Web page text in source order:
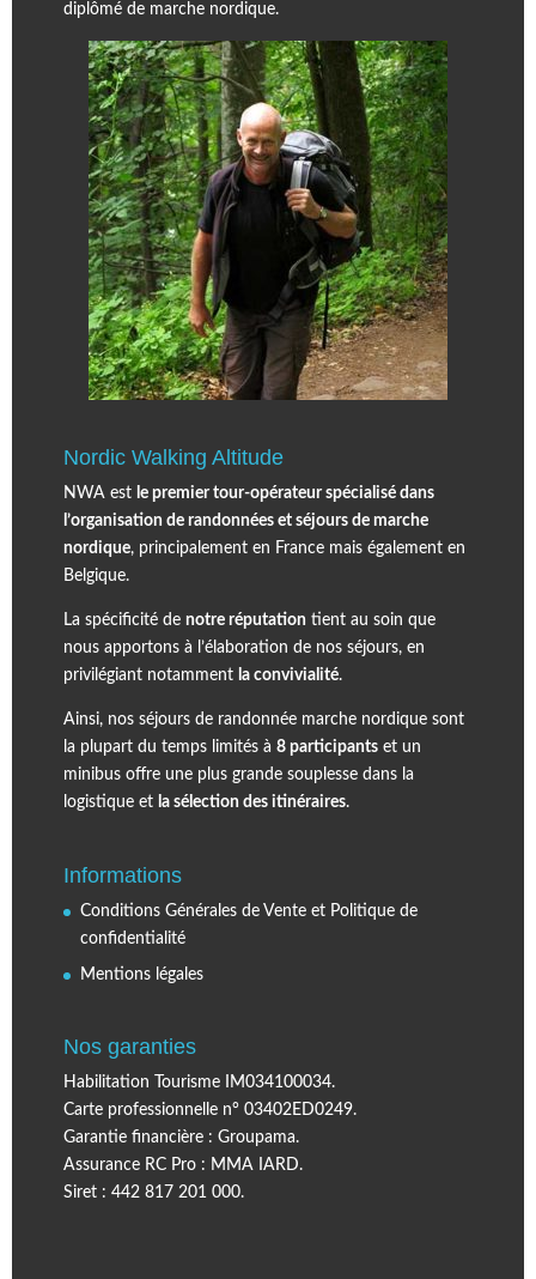
diplômé de marche nordique.
Nordic Walking Altitude
NWA est le premier tour-opérateur spécialisé dans
l’organisation de randonnées et séjours de marche
nordique, principalement en France mais également en
Belgique.
La spécificité de notre réputation tient au soin que
nous apportons à l’élaboration de nos séjours, en
privilégiant notamment la convivialité.
Ainsi, nos séjours de randonnée marche nordique sont
la plupart du temps limités à 8 participantset un
minibus offre une plus grande souplesse dans la
logistique et la sélection des itinéraires.
Informations
Conditions Générales de Vente et Politique de
confidentialité
Mentions légales
Nos garanties
Habilitation Tourisme IM034100034.
Carte professionnelle n° 03402ED0249.
Garantie financière : Groupama.
Assurance RC Pro : MMA IARD.
Siret : 442 817 201 000.